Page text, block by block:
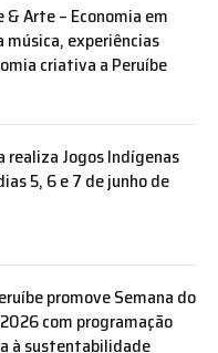
Arte – Economia em
experiências
criativa a Peruíbe
realiza Jogos Indígenas
5, 6 e 7 de junho de
promove Semana do
com programação
à sustentabilidade